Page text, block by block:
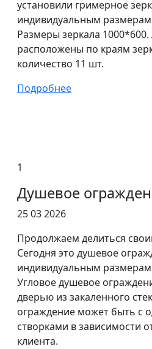
установили гримерное
индивидуальным
Размеры зеркала
расположены по краям
количество 11 шт.
Подробнее
1
Душевое
25 03 2026
Продолжаем делиться
Сегодня это душевое
индивидуальным
Угловое душевое
дверью из закаленного
ограждение может быть с
створками в зависимости
клиента.